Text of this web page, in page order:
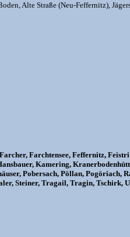
Alte Straße (Neu-Feffernitz),
Farchtensee, Feffernitz,
Kamering,
Pobersach, Pöllan, Pogöriach,
Steiner, Tragail, Tragin, Tschirk,